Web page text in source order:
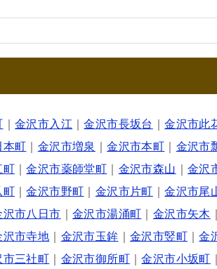
｜金沢市入江 ｜金沢市長坂台 ｜金沢市此
本町 金沢市増泉 ｜金沢市本町 金沢市
町 ｜金沢市薬師堂町 金沢市森山 ｜金沢
町 ｜金沢市野町 金沢市片町 ｜金沢市尾
沢市八日市 ｜金沢市湯涌町 金沢市矢木
沢市寺地 金沢市玉鉾 ｜金沢市竪町 ｜金
市三社町 金沢市御所町 ｜金沢市小坂町